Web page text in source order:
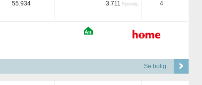
55.934 3.711 Ejerudg. 4
Se bolig